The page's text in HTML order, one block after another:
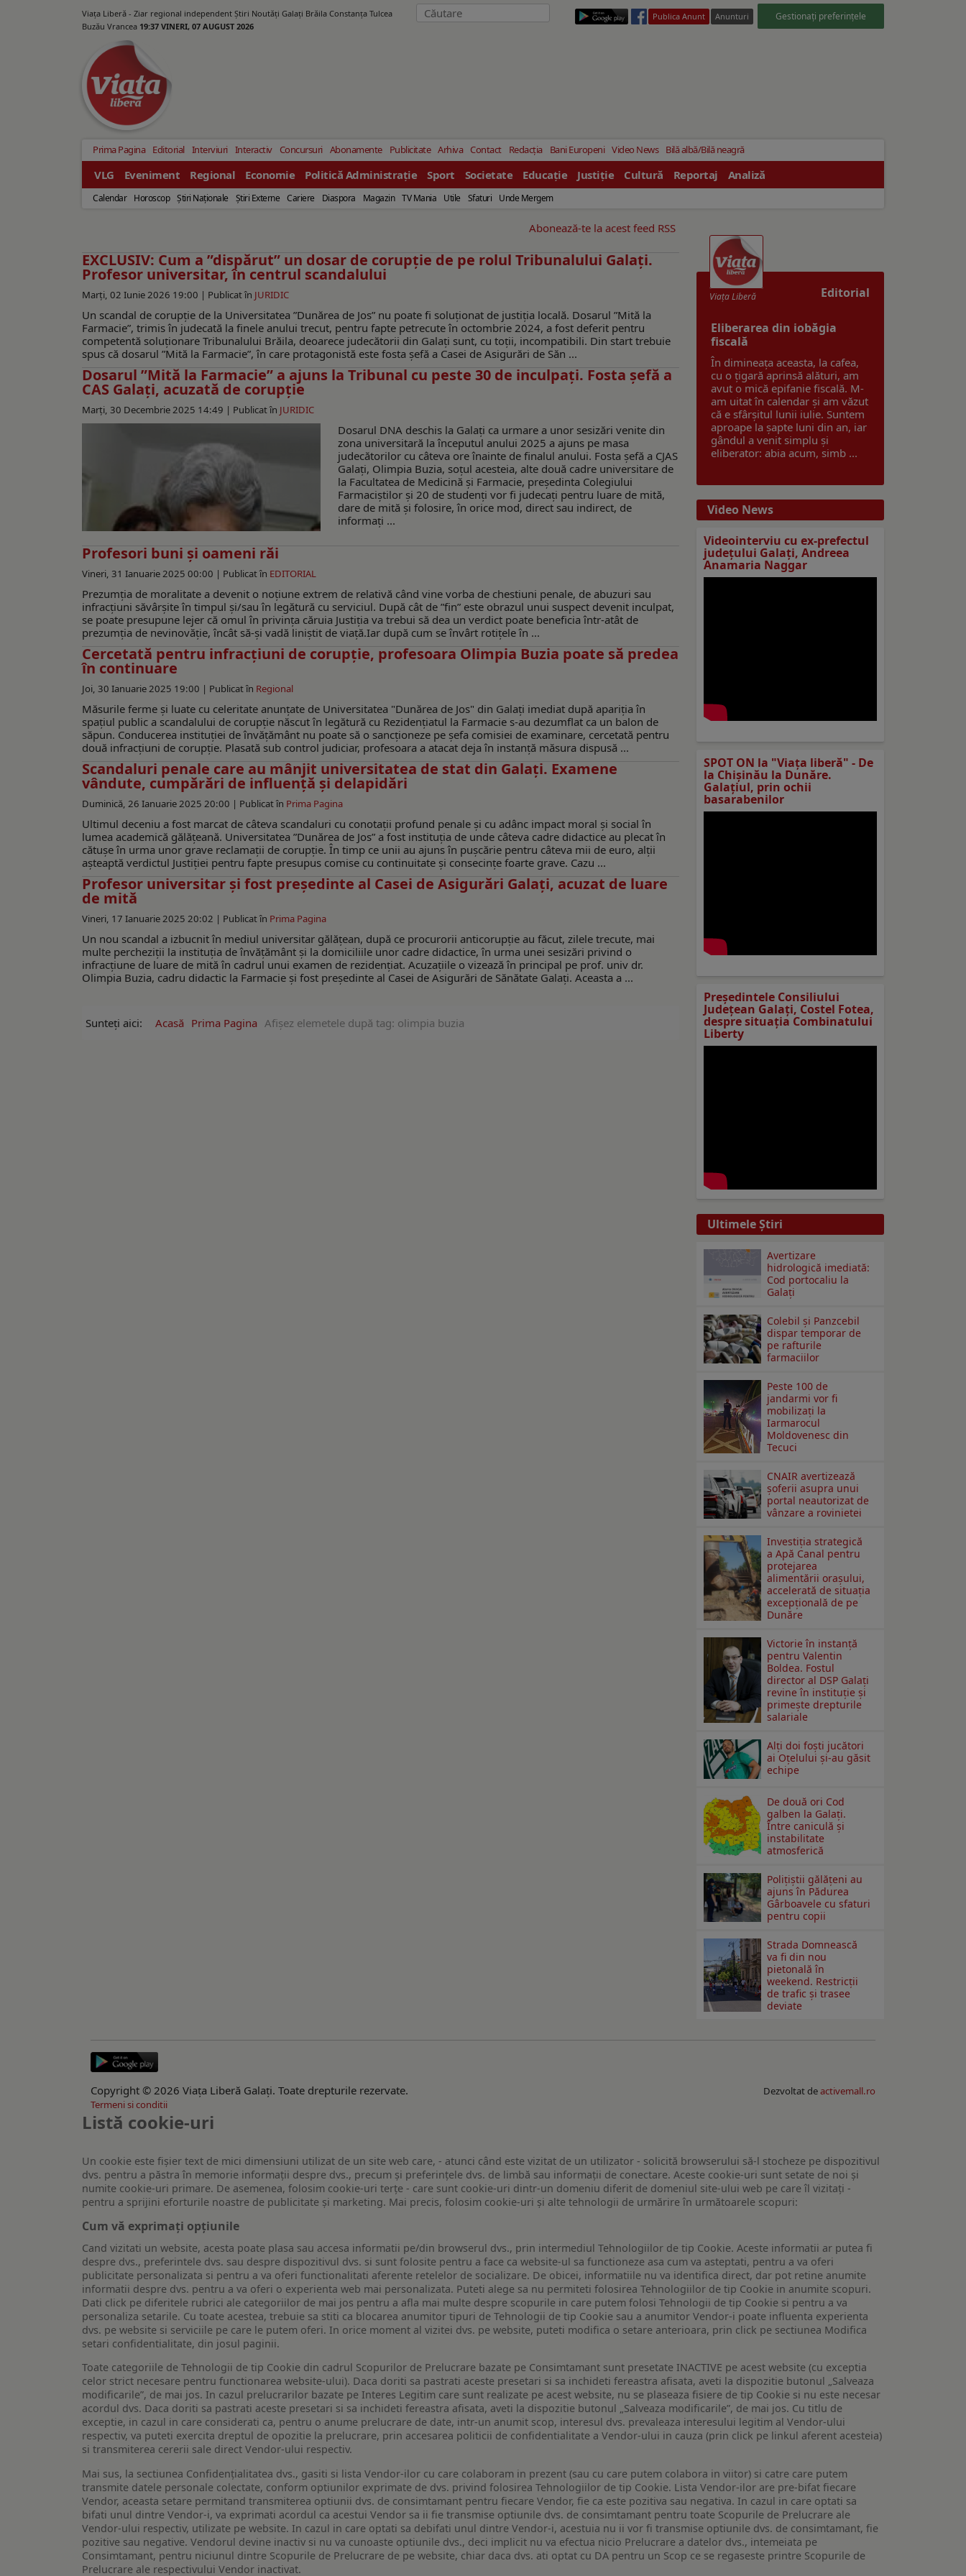
Viața Liberă - Ziar regional independent Știri Noutăți Galaţi Brăila Constanţa Tulcea
Buzău Vrancea 19:37 VINERI, 07 AUGUST 2026
Publica Anunt Anunturi Gestionați preferințele
Prima Pagina Editorial Interviuri Interactiv Concursuri Abonamente Publicitate Arhiva Contact Redacția Bani Europeni Video News Bilă albă/Bilă neagră
VLG Eveniment Regional Economie Politică Administrație Sport Societate Educație Justiție Cultură Reportaj Analiză
Calendar Horoscop Ştiri Naţionale Ştiri Externe Cariere Diaspora Magazin TV Mania Utile Sfaturi Unde Mergem
Abonează-te la acest feed RSS
EXCLUSIV: Cum a ”dispărut” un dosar de corupție de pe rolul Tribunalului Galați.
Profesor universitar, în centrul scandalului
Marți, 02 Iunie 2026 19:00 | Publicat în JURIDIC
Un scandal de corupție de la Universitatea ”Dunărea de Jos” nu poate fi soluționat de justiția locală. Dosarul ”Mită la
Farmacie”, trimis în judecată la finele anului trecut, pentru fapte petrecute în octombrie 2024, a fost deferit pentru
competentă soluționare Tribunalului Brăila, deoarece judecătorii din Galați sunt, cu toții, incompatibili. Din start trebuie
spus că dosarul ”Mită la Farmacie”, în care protagonistă este fosta șefă a Casei de Asigurări de Săn ...
Dosarul ”Mită la Farmacie” a ajuns la Tribunal cu peste 30 de inculpați. Fosta șefă a
CAS Galați, acuzată de corupție
Marți, 30 Decembrie 2025 14:49 | Publicat în JURIDIC
Dosarul DNA deschis la Galați ca urmare a unor sesizări venite din
zona universitară la începutul anului 2025 a ajuns pe masa
judecătorilor cu câteva ore înainte de finalul anului. Fosta șefă a CJAS
Galați, Olimpia Buzia, soțul acesteia, alte două cadre universitare de
la Facultatea de Medicină și Farmacie, președinta Colegiului
Farmaciștilor și 20 de studenți vor fi judecați pentru luare de mită,
dare de mită și folosire, în orice mod, direct sau indirect, de
informați ...
Profesori buni și oameni răi
Vineri, 31 Ianuarie 2025 00:00 | Publicat în EDITORIAL
Prezumția de moralitate a devenit o noțiune extrem de relativă când vine vorba de chestiuni penale, de abuzuri sau
infracțiuni săvârșite în timpul și/sau în legătură cu serviciul. După cât de ”fin” este obrazul unui suspect devenit inculpat,
se poate presupune lejer că omul în privința căruia Justiția va trebui să dea un verdict poate beneficia într-atât de
prezumția de nevinovăție, încât să-și vadă liniștit de viață.Iar după cum se învârt rotițele în ...
Cercetată pentru infracțiuni de corupție, profesoara Olimpia Buzia poate să predea
în continuare
Joi, 30 Ianuarie 2025 19:00 | Publicat în Regional
Măsurile ferme și luate cu celeritate anunțate de Universitatea "Dunărea de Jos" din Galați imediat după apariţia în
spațiul public a scandalului de corupție născut în legătură cu Rezidențiatul la Farmacie s-au dezumflat ca un balon de
săpun. Conducerea instituției de învățământ nu poate să o sancționeze pe șefa comisiei de examinare, cercetată pentru
două infracțiuni de corupție. Plasată sub control judiciar, profesoara a atacat deja în instanță măsura dispusă ...
Scandaluri penale care au mânjit universitatea de stat din Galați. Examene
vândute, cumpărări de influență și delapidări
Duminică, 26 Ianuarie 2025 20:00 | Publicat în Prima Pagina
Ultimul deceniu a fost marcat de câteva scandaluri cu conotații profund penale și cu adânc impact moral și social în
lumea academică gălățeană. Universitatea ”Dunărea de Jos” a fost instituția de unde câteva cadre didactice au plecat în
cătușe în urma unor grave reclamații de corupție. În timp ce unii au ajuns în pușcărie pentru câteva mii de euro, alții
așteaptă verdictul Justiției pentru fapte presupus comise cu continuitate și consecințe foarte grave. Cazu ...
Profesor universitar și fost președinte al Casei de Asigurări Galați, acuzat de luare
de mită
Vineri, 17 Ianuarie 2025 20:02 | Publicat în Prima Pagina
Un nou scandal a izbucnit în mediul universitar gălățean, după ce procurorii anticorupție au făcut, zilele trecute, mai
multe percheziții la instituția de învățământ și la domiciliile unor cadre didactice, în urma unei sesizări privind o
infracțiune de luare de mită în cadrul unui examen de rezidențiat. Acuzațiile o vizează în principal pe prof. univ dr.
Olimpia Buzia, cadru didactic la Farmacie și fost președinte al Casei de Asigurări de Sănătate Galați. Aceasta a ...
Sunteți aici: Acasă Prima Pagina Afişez elemetele după tag: olimpia buzia
Editorial
Viaţa Liberă
Eliberarea din iobăgia
fiscală
În dimineața aceasta, la cafea,
cu o țigară aprinsă alături, am
avut o mică epifanie fiscală. M-
am uitat în calendar și am văzut
că e sfârșitul lunii iulie. Suntem
aproape la șapte luni din an, iar
gândul a venit simplu și
eliberator: abia acum, simb ...
Video News
Videointerviu cu ex-prefectul
judeţului Galaţi, Andreea
Anamaria Naggar
SPOT ON la "Viaţa liberă" - De
la Chișinău la Dunăre.
Galațiul, prin ochii
basarabenilor
Preşedintele Consiliului
Judeţean Galaţi, Costel Fotea,
despre situaţia Combinatului
Liberty
Ultimele Ştiri
Avertizare
hidrologică imediată:
Cod portocaliu la
Galaţi
Colebil și Panzcebil
dispar temporar de
pe rafturile
farmaciilor
Peste 100 de
jandarmi vor fi
mobilizați la
Iarmarocul
Moldovenesc din
Tecuci
CNAIR avertizează
șoferii asupra unui
portal neautorizat de
vânzare a rovinietei
Investiția strategică
a Apă Canal pentru
protejarea
alimentării orașului,
accelerată de situația
excepțională de pe
Dunăre
Victorie în instanță
pentru Valentin
Boldea. Fostul
director al DSP Galați
revine în instituție și
primește drepturile
salariale
Alți doi foști jucători
ai Oțelului și-au găsit
echipe
De două ori Cod
galben la Galaţi.
Între caniculă şi
instabilitate
atmosferică
Polițiștii gălățeni au
ajuns în Pădurea
Gârboavele cu sfaturi
pentru copii
Strada Domnească
va fi din nou
pietonală în
weekend. Restricţii
de trafic şi trasee
deviate
Copyright © 2026 Viaţa Liberă Galaţi. Toate drepturile rezervate. Dezvoltat deactivemall.ro
Termeni si conditii
Listă cookie-uri
Un cookie este fişier text de mici dimensiuni utilizat de un site web care, - atunci când este vizitat de un utilizator - solicită browserului să-l stocheze pe dispozitivul
dvs. pentru a păstra în memorie informații despre dvs., precum și preferințele dvs. de limbă sau informații de conectare. Aceste cookie-uri sunt setate de noi și
numite cookie-uri primare. De asemenea, folosim cookie-uri terțe - care sunt cookie-uri dintr-un domeniu diferit de domeniul site-ului web pe care îl vizitați -
pentru a sprijini eforturile noastre de publicitate și marketing. Mai precis, folosim cookie-uri și alte tehnologii de urmărire în următoarele scopuri:
Cum vă exprimați opțiunile
Cand vizitati un website, acesta poate plasa sau accesa informatii pe/din browserul dvs., prin intermediul Tehnologiilor de tip Cookie. Aceste informatii ar putea fi
despre dvs., preferintele dvs. sau despre dispozitivul dvs. si sunt folosite pentru a face ca website-ul sa functioneze asa cum va asteptati, pentru a va oferi
publicitate personalizata si pentru a va oferi functionalitati aferente retelelor de socializare. De obicei, informatiile nu va identifica direct, dar pot retine anumite
informatii despre dvs. pentru a va oferi o experienta web mai personalizata. Puteti alege sa nu permiteti folosirea Tehnologiilor de tip Cookie in anumite scopuri.
Dati click pe diferitele rubrici ale categoriilor de mai jos pentru a afla mai multe despre scopurile in care putem folosi Tehnologii de tip Cookie si pentru a va
personaliza setarile. Cu toate acestea, trebuie sa stiti ca blocarea anumitor tipuri de Tehnologii de tip Cookie sau a anumitor Vendor-i poate influenta experienta
dvs. pe website si serviciile pe care le putem oferi. In orice moment al vizitei dvs. pe website, puteti modifica o setare anterioara, prin click pe sectiunea Modifica
setari confidentialitate, din josul paginii.
Toate categoriile de Tehnologii de tip Cookie din cadrul Scopurilor de Prelucrare bazate pe Consimtamant sunt presetate INACTIVE pe acest website (cu exceptia
celor strict necesare pentru functionarea website-ului). Daca doriti sa pastrati aceste presetari si sa inchideti fereastra afisata, aveti la dispozitie butonul „Salveaza
modificarile”, de mai jos. In cazul prelucrarilor bazate pe Interes Legitim care sunt realizate pe acest website, nu se plaseaza fisiere de tip Cookie si nu este necesar
acordul dvs. Daca doriti sa pastrati aceste presetari si sa inchideti fereastra afisata, aveti la dispozitie butonul „Salveaza modificarile”, de mai jos. Cu titlu de
exceptie, in cazul in care considerati ca, pentru o anume prelucrare de date, intr-un anumit scop, interesul dvs. prevaleaza interesului legitim al Vendor-ului
respectiv, va puteti exercita dreptul de opozitie la prelucrare, prin accesarea politicii de confidentialitate a Vendor-ului in cauza (prin click pe linkul aferent acesteia)
si transmiterea cererii sale direct Vendor-ului respectiv.
Mai sus, la sectiunea Confidențialitatea dvs., gasiti si lista Vendor-ilor cu care colaboram in prezent (sau cu care putem colabora in viitor) si catre care putem
transmite datele personale colectate, conform optiunilor exprimate de dvs. privind folosirea Tehnologiilor de tip Cookie. Lista Vendor-ilor are pre-bifat fiecare
Vendor, aceasta setare permitand transmiterea optiunii dvs. de consimtamant pentru fiecare Vendor, fie ca este pozitiva sau negativa. In cazul in care optati sa
bifati unul dintre Vendor-i, va exprimati acordul ca acestui Vendor sa ii fie transmise optiunile dvs. de consimtamant pentru toate Scopurile de Prelucrare ale
Vendor-ului respectiv, utilizate pe website. In cazul in care optati sa debifati unul dintre Vendor-i, acestuia nu ii vor fi transmise optiunile dvs. de consimtamant, fie
pozitive sau negative. Vendorul devine inactiv si nu va cunoaste optiunile dvs., deci implicit nu va efectua nicio Prelucrare a datelor dvs., intemeiata pe
Consimtamant, pentru niciunul dintre Scopurile de Prelucrare de pe website, chiar daca dvs. ati optat cu DA pentru un Scop ce se regaseste printre Scopurile de
Prelucrare ale respectivului Vendor inactivat.